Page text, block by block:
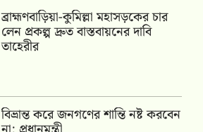
ব্রাহ্মণবাড়িয়া-কুমিল্লা মহাসড়কের চার
লেন প্রকল্প দ্রুত বাস্তবায়নের দাবি
তাহেরীর
বিভ্রান্ত করে জনগণের শান্তি নষ্ট করবেন